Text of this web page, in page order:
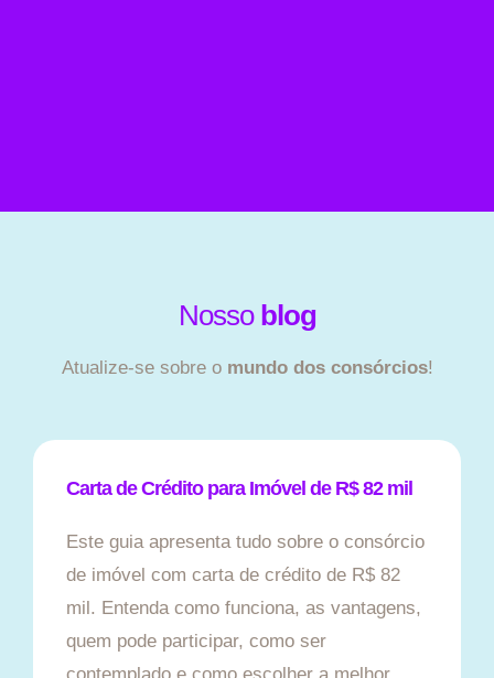
Nosso blog
Atualize-se sobre o mundo dos consórcios!
Carta de Crédito para Imóvel de R$ 82 mil
Este guia apresenta tudo sobre o consórcio
de imóvel com carta de crédito de R$ 82
mil. Entenda como funciona, as vantagens,
quem pode participar, como ser